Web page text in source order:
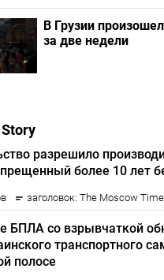
В Грузии
за две недели